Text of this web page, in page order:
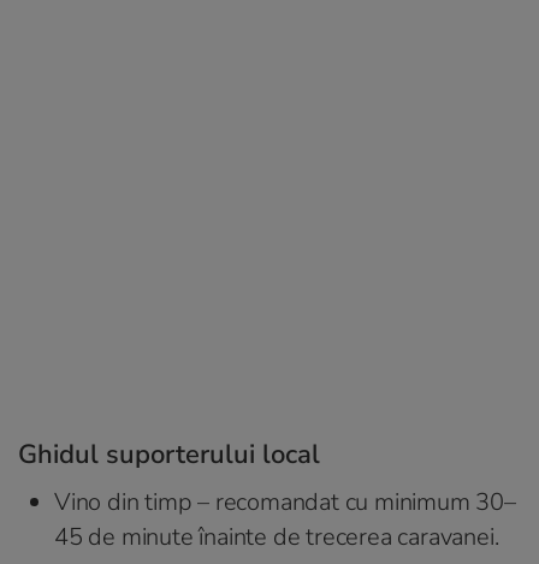
Ghidul suporterului local
Vino din timp – recomandat cu minimum 30–
45 de minute înainte de trecerea caravanei.